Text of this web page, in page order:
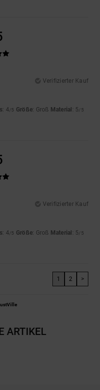
Verifizierter Kauf
: 4/5 Größe: Groß Material : 5/5
Verifizierter Kauf
: 4/5 Größe: Groß Material : 5/5
1 2 >
ARTIKEL